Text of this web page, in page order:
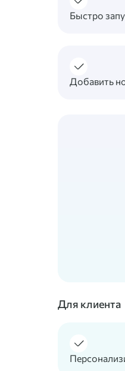
Быстро
Добавить
Для клиента